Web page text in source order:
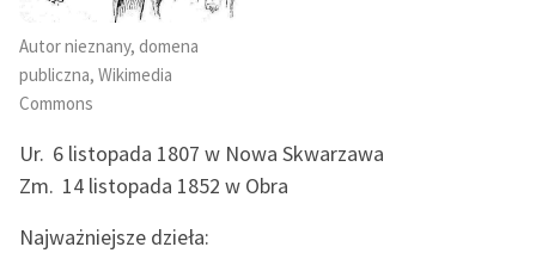
Ręce pełne poezji
Kolekcje edukacyjne
twórców przechodzących
lektur szkolnych oraz
Starego Testamentu
Odkurzamy bohaterów
Autor nieznany, domena
publiczna, Wikimedia
Commons
Ur. 6 listopada 1807 w Nowa Skwarzawa
Zm. 14 listopada 1852 w Obra
Najważniejsze dzieła: